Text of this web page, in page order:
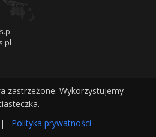
zastrzeżone. Wykorzystujemy
| Polityka prywatności